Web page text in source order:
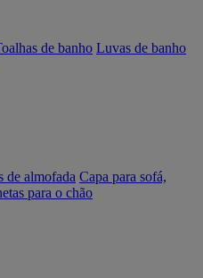
de banho Luvas de banho
de almofada Capa para sofá,
para o chão